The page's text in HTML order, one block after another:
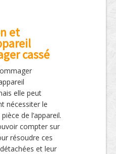
et
cassé
elle peut
nécessiter le
de l’appareil.
compter sur
résoudre ces
et leur